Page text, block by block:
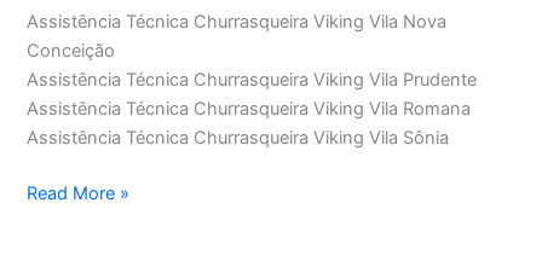
Assistência Técnica Churrasqueira Viking Vila Nova
Conceição
Assistência Técnica Churrasqueira Viking Vila Prudente
Assistência Técnica Churrasqueira Viking Vila Romana
Assistência Técnica Churrasqueira Viking Vila Sônia
Assistência
Read More »